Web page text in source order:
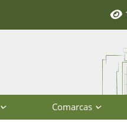
Comarcas